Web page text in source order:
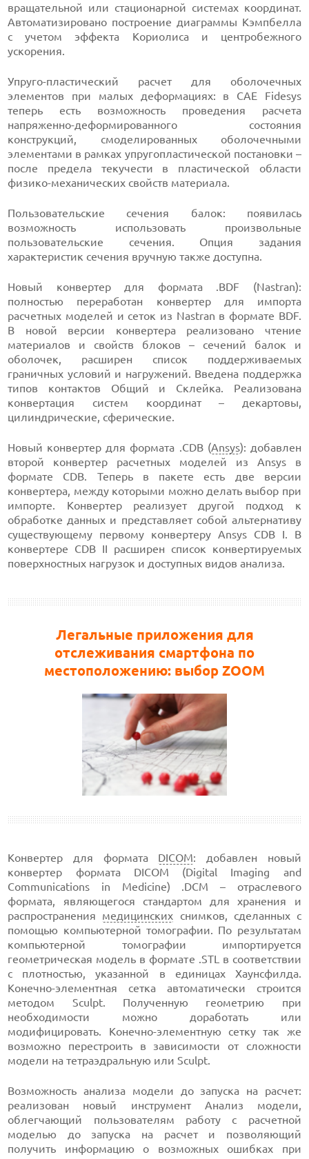
вращательной или стационарной системах координат.
Автоматизировано построение диаграммы Кэмпбелла
с учетом эффекта Кориолиса и центробежного
ускорения.
Упруго-пластический расчет для оболочечных
элементов при малых деформациях: в CAE Fidesys
теперь есть возможность проведения расчета
напряженно-деформированного состояния
конструкций, смоделированных оболочечными
элементами в рамках упругопластической постановки –
после предела текучести в пластической области
физико-механических свойств материала.
Пользовательские сечения балок: появилась
возможность использовать произвольные
пользовательские сечения. Опция задания
характеристик сечения вручную также доступна.
Новый конвертер для формата .BDF (Nastran):
полностью переработан конвертер для импорта
расчетных моделей и сеток из Nastran в формате BDF.
В новой версии конвертера реализовано чтение
материалов и свойств блоков – сечений балок и
оболочек, расширен список поддерживаемых
граничных условий и нагружений. Введена поддержка
типов контактов Общий и Склейка. Реализована
конвертация систем координат – декартовы,
цилиндрические, сферические.
Новый конвертер для формата .CDB (Ansys): добавлен
второй конвертер расчетных моделей из Ansys в
формате CDB. Теперь в пакете есть две версии
конвертера, между которыми можно делать выбор при
импорте. Конвертер реализует другой подход к
обработке данных и представляет собой альтернативу
существующему первому конвертеру Ansys CDB I. В
конвертере CDB II расширен список конвертируемых
поверхностных нагрузок и доступных видов анализа.
Легальные приложения для
отслеживания смартфона по
местоположению: выбор ZOOM
Конвертер для формата DICOM: добавлен новый
конвертер формата DICOM (Digital Imaging and
Communications in Medicine) .DCM – отраслевого
формата, являющегося стандартом для хранения и
распространения медицинских снимков, сделанных с
помощью компьютерной томографии. По результатам
компьютерной томографии импортируется
геометрическая модель в формате .STL в соответствии
с плотностью, указанной в единицах Хаунсфилда.
Конечно-элементная сетка автоматически строится
методом Sculpt. Полученную геометрию при
необходимости можно доработать или
модифицировать. Конечно-элементную сетку так же
возможно перестроить в зависимости от сложности
модели на тетраэдральную или Sculpt.
Возможность анализа модели до запуска на расчет:
реализован новый инструмент Анализ модели,
облегчающий пользователям работу с расчетной
моделью до запуска на расчет и позволяющий
получить информацию о возможных ошибках при